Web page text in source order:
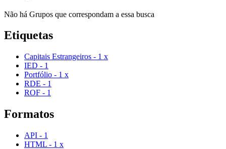
Não há Grupos que correspondam a essa busca
Etiquetas
Capitais Estrangeiros - 1 x
IED - 1
Portfólio - 1 x
RDE - 1
ROF - 1
Formatos
API - 1
HTML - 1 x